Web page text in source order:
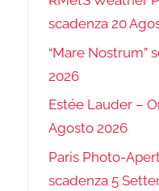
scadenza 20
“Mare Nostrum”
2026
Estée Lauder –
Agosto 2026
Paris Photo-
scadenza 5